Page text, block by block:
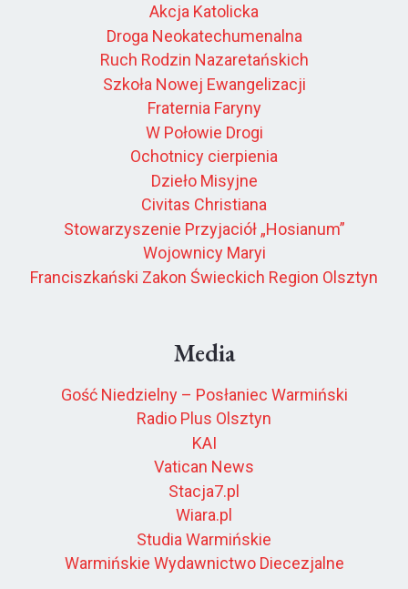
Akcja Katolicka
Droga Neokatechumenalna
Ruch Rodzin Nazaretańskich
Szkoła Nowej Ewangelizacji
Fraternia Faryny
W Połowie Drogi
Ochotnicy cierpienia
Dzieło Misyjne
Civitas Christiana
Stowarzyszenie Przyjaciół „Hosianum”
Wojownicy Maryi
Franciszkański Zakon Świeckich Region Olsztyn
Media
Gość Niedzielny – Posłaniec Warmiński
Radio Plus Olsztyn
KAI
Vatican News
Stacja7.pl
Wiara.pl
Studia Warmińskie
Warmińskie Wydawnictwo Diecezjalne